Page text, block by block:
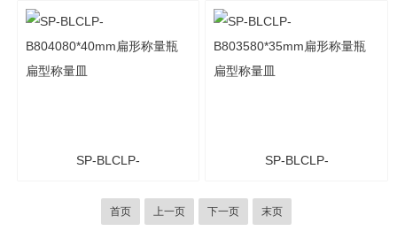
瓶 称量皿 瓶 称量皿
SP-BLCLP-
B804080*40mm扁形称量
SP-BLCLP-
B803580*35mm扁形称量
首页 上一页 下一页 末页